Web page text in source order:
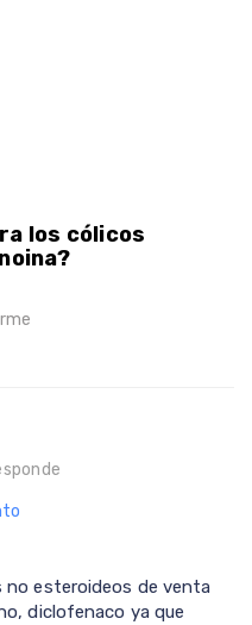
los cólicos
esteroideos de venta
diclofenaco ya que